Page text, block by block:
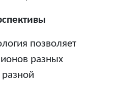
позволяет
разных
разной